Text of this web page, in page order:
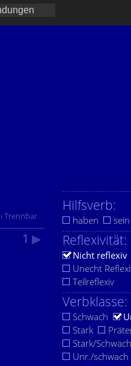
› Trennbar
1 ▶
Hilfsverb:
haben sein
Reflexivität:
Nicht reflexiv
Unecht
Teilreflexiv
Verbklasse:
Schwach
Stark
Stark/Schwach
Unr./schwach